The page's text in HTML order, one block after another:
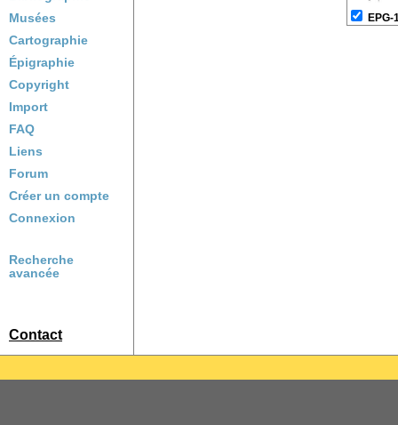
Musées
Cartographie
Épigraphie
Copyright
Import
FAQ
Liens
Forum
Créer un compte
Connexion
Recherche
avancée
Contact
EPG-